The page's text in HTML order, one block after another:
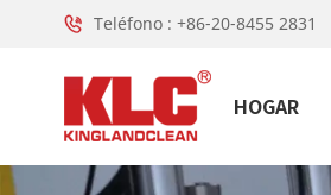
Teléfono : +86-20-8455 2831
HOGAR